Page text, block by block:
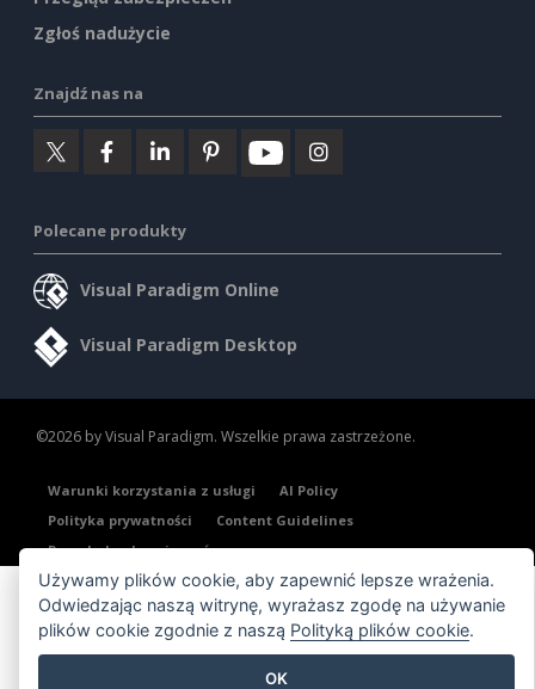
Zgłoś nadużycie
Znajdź nas na
Polecane produkty
Visual Paradigm Online
Visual Paradigm Desktop
©2026 by Visual Paradigm. Wszelkie prawa zastrzeżone.
Warunki korzystania z usługi
AI Policy
Polityka prywatności
Content Guidelines
Przegląd zabezpieczeń
Używamy plików cookie, aby zapewnić lepsze wrażenia.
Odwiedzając naszą witrynę, wyrażasz zgodę na używanie
plików cookie zgodnie z naszą Polityką plików cookie.
OK